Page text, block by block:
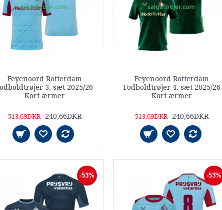
Feyenoord Rotterdam
3. sæt 2025/26
Kort ærmer
513,69DKR 240,66DKR
Feyenoord Rotterdam
Fodboldtrøjer 4. sæt 2025/26
Kort ærmer
513,69DKR 240,66DKR
-53% -53%